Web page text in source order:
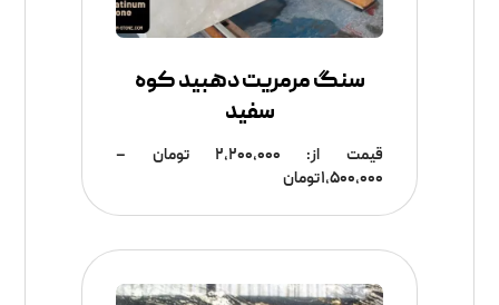
سنگ مرمریت دهبید کوه
سفید
قیمت از: ۲,۲۰۰,۰۰۰ تومان
–
۱,۵۰۰,۰۰۰تومان